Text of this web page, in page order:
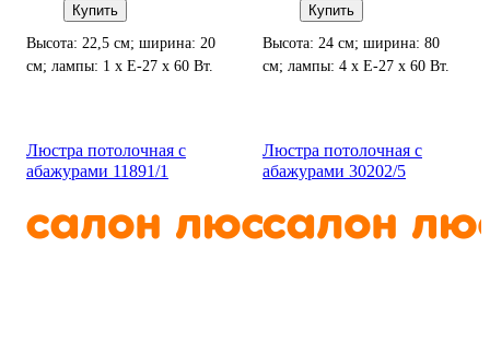
Купить
Высота: 22,5 см; ширина: 20
см; лампы: 1 х Е-27 х 60 Вт.
Купить
Высота: 24 см; ширина: 80
см; лампы: 4 х Е-27 х 60 Вт.
Люстра потолочная с
абажурами 11891/1
Люстра потолочная с
абажурами 30202/5